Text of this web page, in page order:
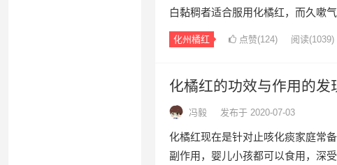
白黏稠者适合服用化橘红，而久嗽
化州橘红 点赞(124) 阅读(1039)
化橘红的功效与作用的发
冯毅 发布于 2020-07-03
化橘红现在是针对止咳化痰家庭常
副作用，婴儿小孩都可以食用，深